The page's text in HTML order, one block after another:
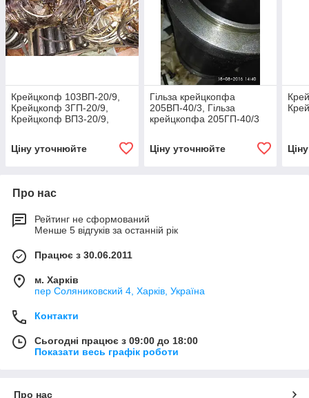
Крейцкопф 103ВП-20/9,
Крейцкопф 3ГП-20/9,
Крейцкопф ВП3-20/9,
Ціну уточнюйте
Гільза крейцкопфа
205ВП-40/3, Гільза
крейцкопфа 205ГП-40/3
Ціну уточнюйте
Про нас
Рейтинг не сформований
Менше 5 відгуків за останній рік
Працює з 30.06.2011
м. Харків
пер Соляниковский 4, Харків, Україна
Контакти
Сьогодні працює з 09:00 до 18:00
Показати весь графік роботи
Про нас